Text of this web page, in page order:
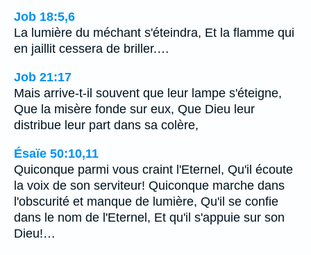
Job 18:5,6
La lumière du méchant s'éteindra, Et la flamme qui
en jaillit cessera de briller.…
Job 21:17
Mais arrive-t-il souvent que leur lampe s'éteigne,
Que la misère fonde sur eux, Que Dieu leur
distribue leur part dans sa colère,
Ésaïe 50:10,11
Quiconque parmi vous craint l'Eternel, Qu'il écoute
la voix de son serviteur! Quiconque marche dans
l'obscurité et manque de lumière, Qu'il se confie
dans le nom de l'Eternel, Et qu'il s'appuie sur son
Dieu!…